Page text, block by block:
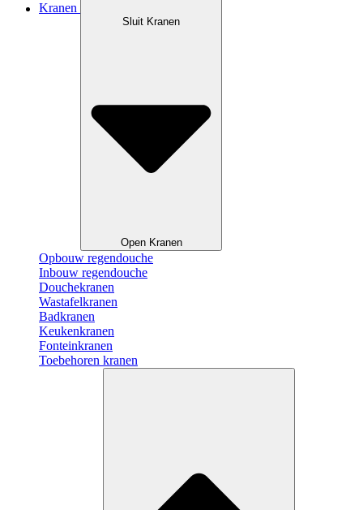
Kranen
Sluit Kranen
Open Kranen
Opbouw regendouche
Inbouw regendouche
Douchekranen
Wastafelkranen
Badkranen
Keukenkranen
Fonteinkranen
Toebehoren kranen